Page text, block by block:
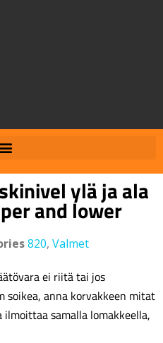
ylä ja ala
and lower
820, Valmet
ei riitä tai jos
soikea, anna korvakkeen mitat
ilmoittaa samalla lomakkeella,